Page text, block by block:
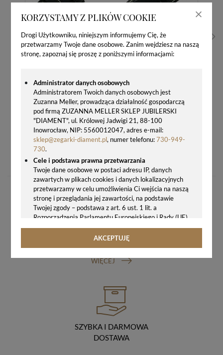
KORZYSTAMY Z PLIKÓW COOKIE
Drogi Użytkowniku, niniejszym informujemy Cię, że
przetwarzamy Twoje dane osobowe. Zanim wejdziesz na naszą
stronę, zapoznaj się proszę z poniższymi informacjami:
Administrator danych osobowych
Administratorem Twoich danych osobowych jest
Zuzanna Meller, prowadząca działalność gospodarczą
pod firmą ZUZANNA MELLER SKLEP JUBILERSKI
"DIAMENT", ul. Królowej Jadwigi 21, 88-100
Inowrocław, NIP: 5560012047, adres e-mail:
sklep@zegarki-diament.pl, numer telefonu:730-949-
730.
Cele i podstawa prawna przetwarzania
Twoje dane osobowe w postaci adresu IP, danych
zawartych w plikach cookies i danych lokalizacyjnych
przetwarzamy w celu umożliwienia Ci wejścia na naszą
stronę i przeglądania jej zawartości, na podstawie
Twojej zgody – podstawa z art. 6 ust. 1 lit. a
Rozporządzenia Parlamentu Europejskiego i Rady (UE)
2016/679 z 27.04.2016 r. w sprawie ochrony osób
fizycznych w związku z przetwarzaniem danych
rozporządzenie o ochronie danych, tj. RODO).
Twoje dane osobowe możemy udostępniać
hostingodawcy. Takie podmioty przetwarzają dane na
podstawie umowy z nami i tylko zgodnie z naszymi
poleceniami. Przekazujemy Twoje dane poza teren
Polski/UE/Europejskiego Obszaru Gospodarczego.
Okres przechowywania danych
AKCEPTUJĘ
149,00 zł
GWARANCJA ORYGINALNOŚCI ZEGARKA
WIĘCEJ
SZYBKA I DARMOWA
DOSTAWA